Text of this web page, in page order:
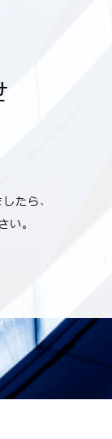
たら、
。